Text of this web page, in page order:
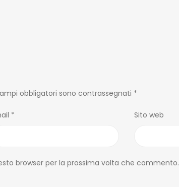
obbligatori sono contrassegnati *
* Sito web
browser per la prossima volta che commento.